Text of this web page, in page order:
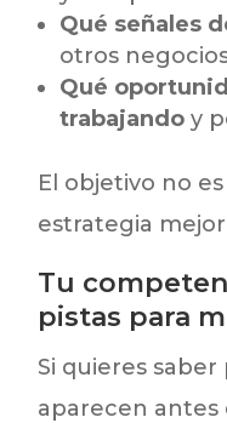
Qué señales
otros
Qué
trabajando y
El objetivo no
estrategia
Tu
pistas para
Si quieres
aparecen antes